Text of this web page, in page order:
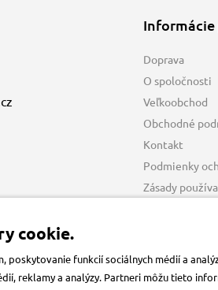
Doprava
O spoločnosti
Veľkoobchod
Obchodné
Kontakt
Podmienky
Zásady
cookie.
poskytovanie funkcií sociálnych médií a
reklamy a analýzy. Partneri môžu tieto